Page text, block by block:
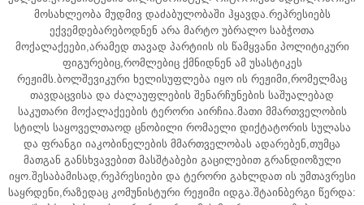
მოსახლეობა მუდმივ დაძაბულობაში ჰყავდა.რეპრესიებს
ექვემდებარებოდნენ არა მარტო უბრალო საბჭოთა
მოქალაქეები,არამედ თავად პარტიის ის წამყვანი პოლიტიკური
ფიგურებიც,რომლებიც ქმნიდნენ ამ უსასტიკეს
რეჟიმს.ბოლშევიკური ხელისუფლება იყო ის რეჟიმი,რომელმაც
თავდაცვისა და ძალაუფლების შენარჩუნების საშუალებად
საკუთარი მოქალაქეების ტერორი აირჩია.მათი მმართველობის
სტილს საყოველთაოდ ცნობილი რომაელი დიქტატორის სულასა
და ფრანგი იაკობინელების მმართველობას ადარებენ,თუმცა
მათგან განსხვავებით მასშტაბები გაცილებით გრანდიოზული
იყო.შესაბამისად,რეპრესიები და ტერორი გახლდათ ის უმთავრესი
საყრდენი,რაზედაც კომუნისტური რეჟიმი იდგა.შტაინბერგი წერდა: